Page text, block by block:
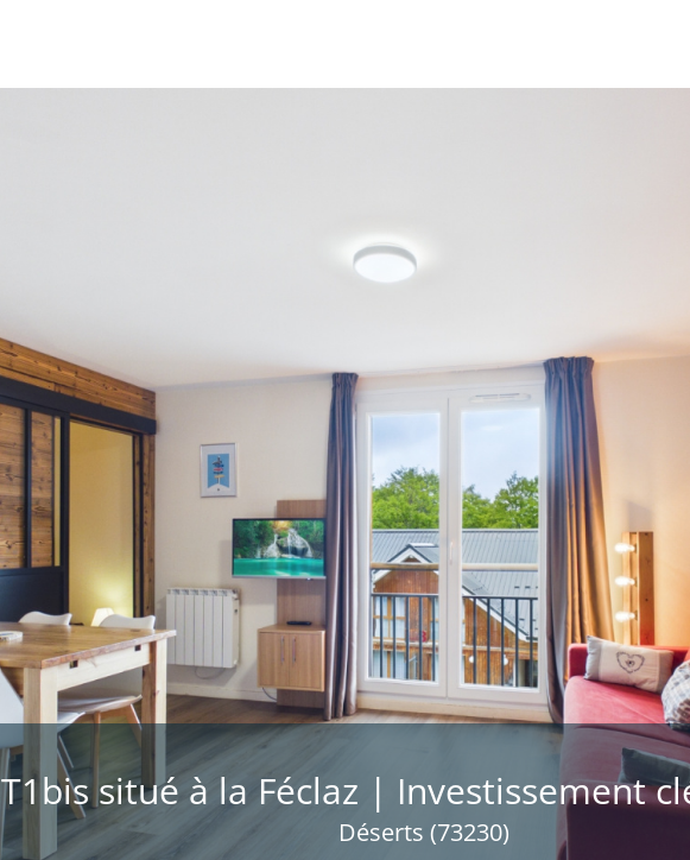
T1bis situé à la Féclaz | Investissement
Déserts (73230)